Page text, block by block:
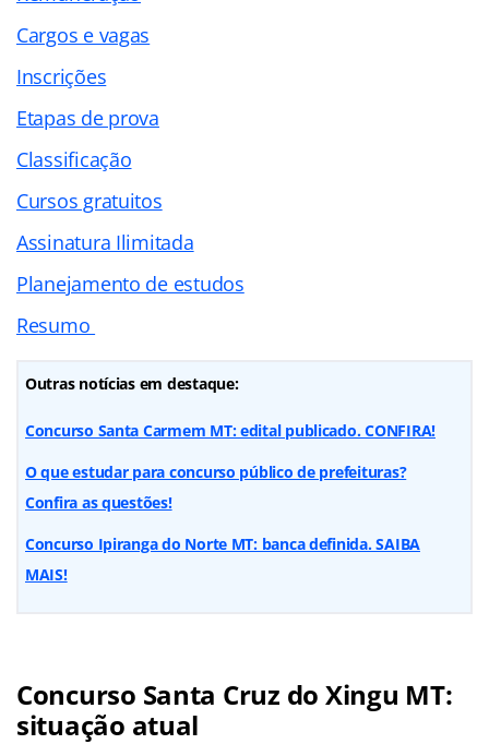
Cargos e vagas
Inscrições
Etapas de prova
Classificação
Cursos gratuitos
Assinatura Ilimitada
Planejamento de estudos
Resumo
Outras notícias em destaque:
Concurso Santa Carmem MT: edital publicado. CONFIRA!
O que estudar para concurso público de prefeituras?
Confira as questões!
Concurso Ipiranga do Norte MT: banca definida. SAIBA
MAIS!
Concurso Santa Cruz do Xingu MT:
situação atual